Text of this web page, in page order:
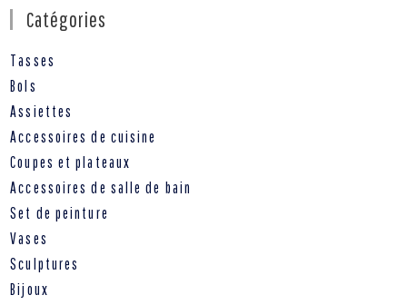
Catégories
Tasses
Bols
Assiettes
Accessoires de cuisine
Coupes et plateaux
Accessoires de salle de bain
Set de peinture
Vases
Sculptures
Bijoux